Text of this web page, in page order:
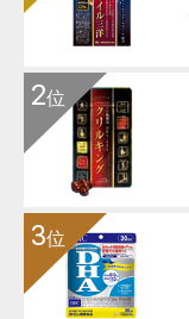
2位
3位